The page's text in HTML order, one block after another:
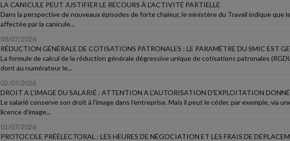
LA CANICULE PEUT JUSTIFIER LE RECOURS À L'ACTIVITÉ PARTIELLE
Dans la perspective de nouveaux épisodes de forte chaleur, le ministère du Travail indique
affectée par la canicule...
03/07/2026
RÉDUCTION GÉNÉRALE DE COTISATIONS PATRONALES : LE PARAMÈTRE DU SMIC EST
La formule de calcul de la réduction générale dégressive unique de cotisations patronales
dont au numérateur le...
02/07/2026
DROIT A L'IMAGE DU SALARIÉ : ATTENTION A L'AUTORISATION D'EXPLOITATION
Le salarié conserve son droit à l'image dans l'entreprise. Mais il peut le céder, par exemple, via
licence d'image...
01/07/2026
PROTOCOLE PRÉÉLECTORAL : LES HEURES DE NÉGOCIATION ET LES FRAIS DE